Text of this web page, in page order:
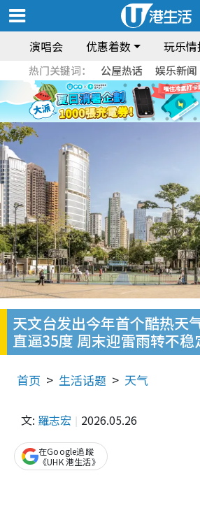
演唱会 优惠着数 玩乐情
热门关键词： 公屋热话 娱乐新闻
天文台发出今年首个酷热天
直逼35度 周末迎雷雨转不稳
首页 生活话题 天气
文: 羅志宏 2026.05.26
在Google追蹤
《UHK 港生活》